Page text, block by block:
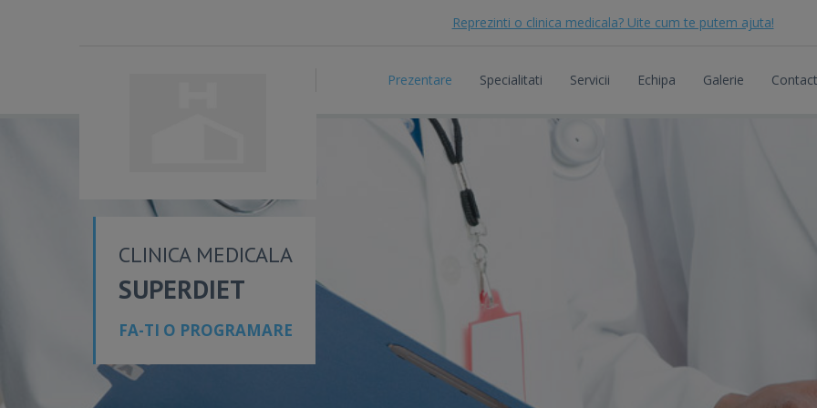
Reprezinti o clinica medicala? Uite cum te putem ajuta!
Prezentare Specialitati Servicii Echipa Galerie Contact
CLINICA MEDICALA
SUPERDIET
FA-TI O PROGRAMARE